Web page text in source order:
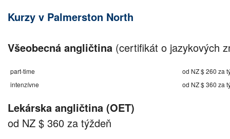
Kurzy v Palmerston North
Všeobecná angličtina (certifikát o jazykových
part-time
od NZ $ 260 za
intenzívne
od NZ $ 360 za
Lekárska angličtina (OET)
od NZ $ 360 za týždeň